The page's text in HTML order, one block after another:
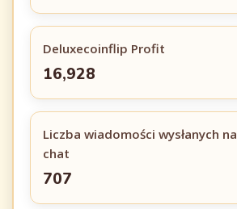
Deluxecoinflip Profit
16,928
Liczba wiadomości wysłanych na
chat
707